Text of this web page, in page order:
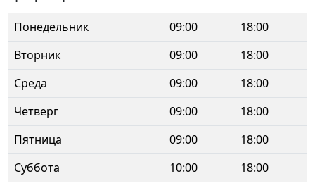
Понедельник 09:00
18:00
Вторник
09:00
18:00
Среда
09:00
18:00
Четверг
09:00
18:00
Пятница
09:00
18:00
Суббота
10:00 18:00